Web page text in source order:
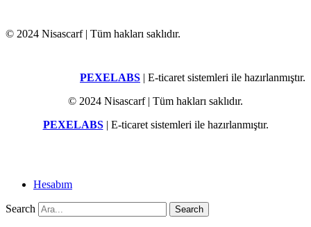
© 2024 Nisascarf | Tüm hakları saklıdır.
PEXELABS | E-ticaret sistemleri ile hazırlanmıştır.
© 2024 Nisascarf | Tüm hakları saklıdır.
PEXELABS| E-ticaret sistemleri ile hazırlanmıştır.
Hesabım
Search Search